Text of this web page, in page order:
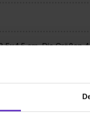
cm. Die Größen
Objektiv mit etwas